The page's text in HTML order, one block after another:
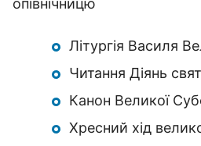
опівнічницю
Літургія Василя
Читання Діянь
Канон Великої
Хресний хід